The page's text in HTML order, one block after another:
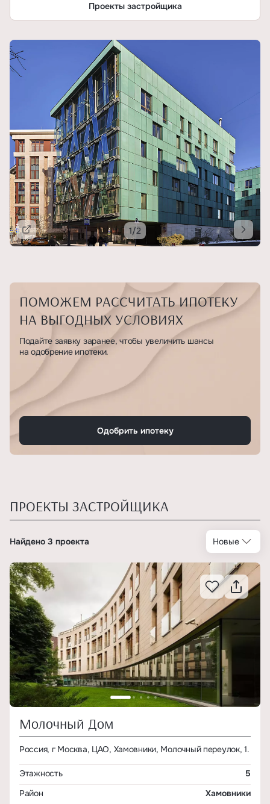
Проекты застройщика
Подробнее 1/2
ПОМОЖЕМ РАССЧИТАТЬ ИПОТЕКУ
НА ВЫГОДНЫХ УСЛОВИЯХ
Подайте заявку заранее, чтобы увеличить шансы
на одобрение ипотеки.
Одобрить ипотеку
ПРОЕКТЫ ЗАСТРОЙЩИКА
Найдено 3 проекта Новые
Молочный Дом
Россия, г Москва, ЦАО, Хамовники, Молочный переулок, 1.
Этажность
5
Район
Хамовники